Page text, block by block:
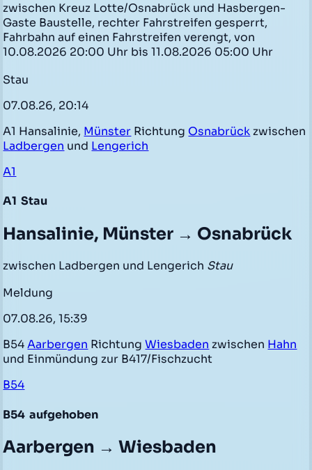
zwischen Kreuz Lotte/Osnabrück und Hasbergen-
Gaste Baustelle, rechter Fahrstreifen gesperrt,
Fahrbahn auf einen Fahrstreifen verengt, von
10.08.2026 20:00 Uhr bis 11.08.2026 05:00 Uhr
Stau
07.08.26, 20:14
A1 Hansalinie, Münster Richtung Osnabrück zwischen
Ladbergen und Lengerich
A1
A1 Stau
Hansalinie, Münster → Osnabrück
zwischen Ladbergen und Lengerich Stau
Meldung
07.08.26, 15:39
B54Aarbergen RichtungWiesbaden zwischen Hahn
und Einmündung zur B417/Fischzucht
B54
B54 aufgehoben
Aarbergen → Wiesbaden